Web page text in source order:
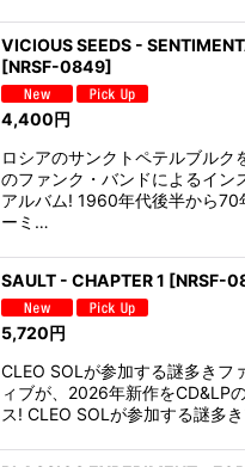
VICIOUS SEEDS -
[NRSF-0849]
4,400円
ロシアのサンクトペテルブルク
のファンク・バンドによるイン
アルバム! 1960年代後半から70
ーミ…
SAULT - CHAPTER 1 [NRSF-
5,720円
CLEO SOLが参加する謎多きフ
ィブが、2026年新作をCD&LP
ス! CLEO SOLが参加する謎多